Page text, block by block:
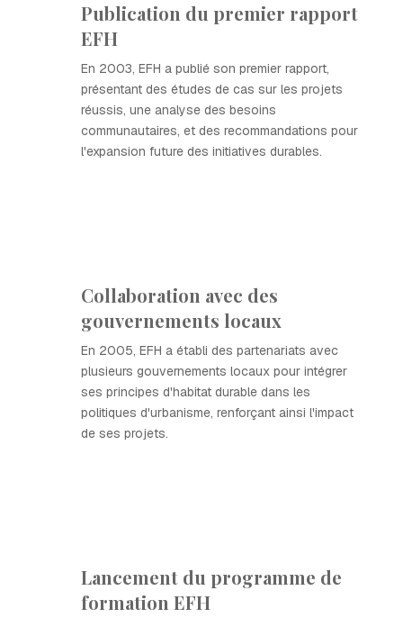
Publication du premier rapport
EFH
En 2003, EFH a publié son premier rapport,
présentant des études de cas sur les projets
réussis, une analyse des besoins
communautaires, et des recommandations pour
l'expansion future des initiatives durables.
Collaboration avec des
gouvernements locaux
En 2005, EFH a établi des partenariats avec
plusieurs gouvernements locaux pour intégrer
ses principes d'habitat durable dans les
politiques d'urbanisme, renforçant ainsi l'impact
de ses projets.
Lancement du programme de
formation EFH